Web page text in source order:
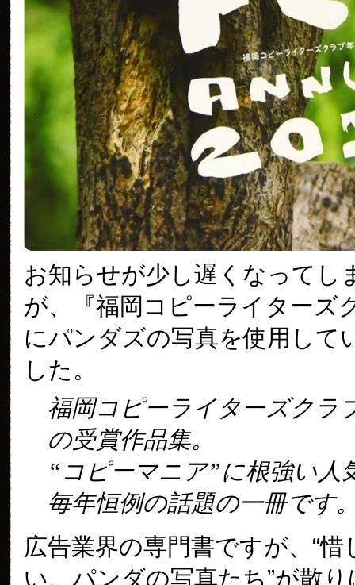
お知らせが少し遅くなってし
が、『福岡コピーライターズ
にパンダズの写真を使用して
した。
福岡コピーライターズクラ
の受賞作品集。
“コピーマニア”に根強い人
毎年恒例の話題の一冊です
広告業界の専門書ですが、“惜
い、パンダの写真たち”が散